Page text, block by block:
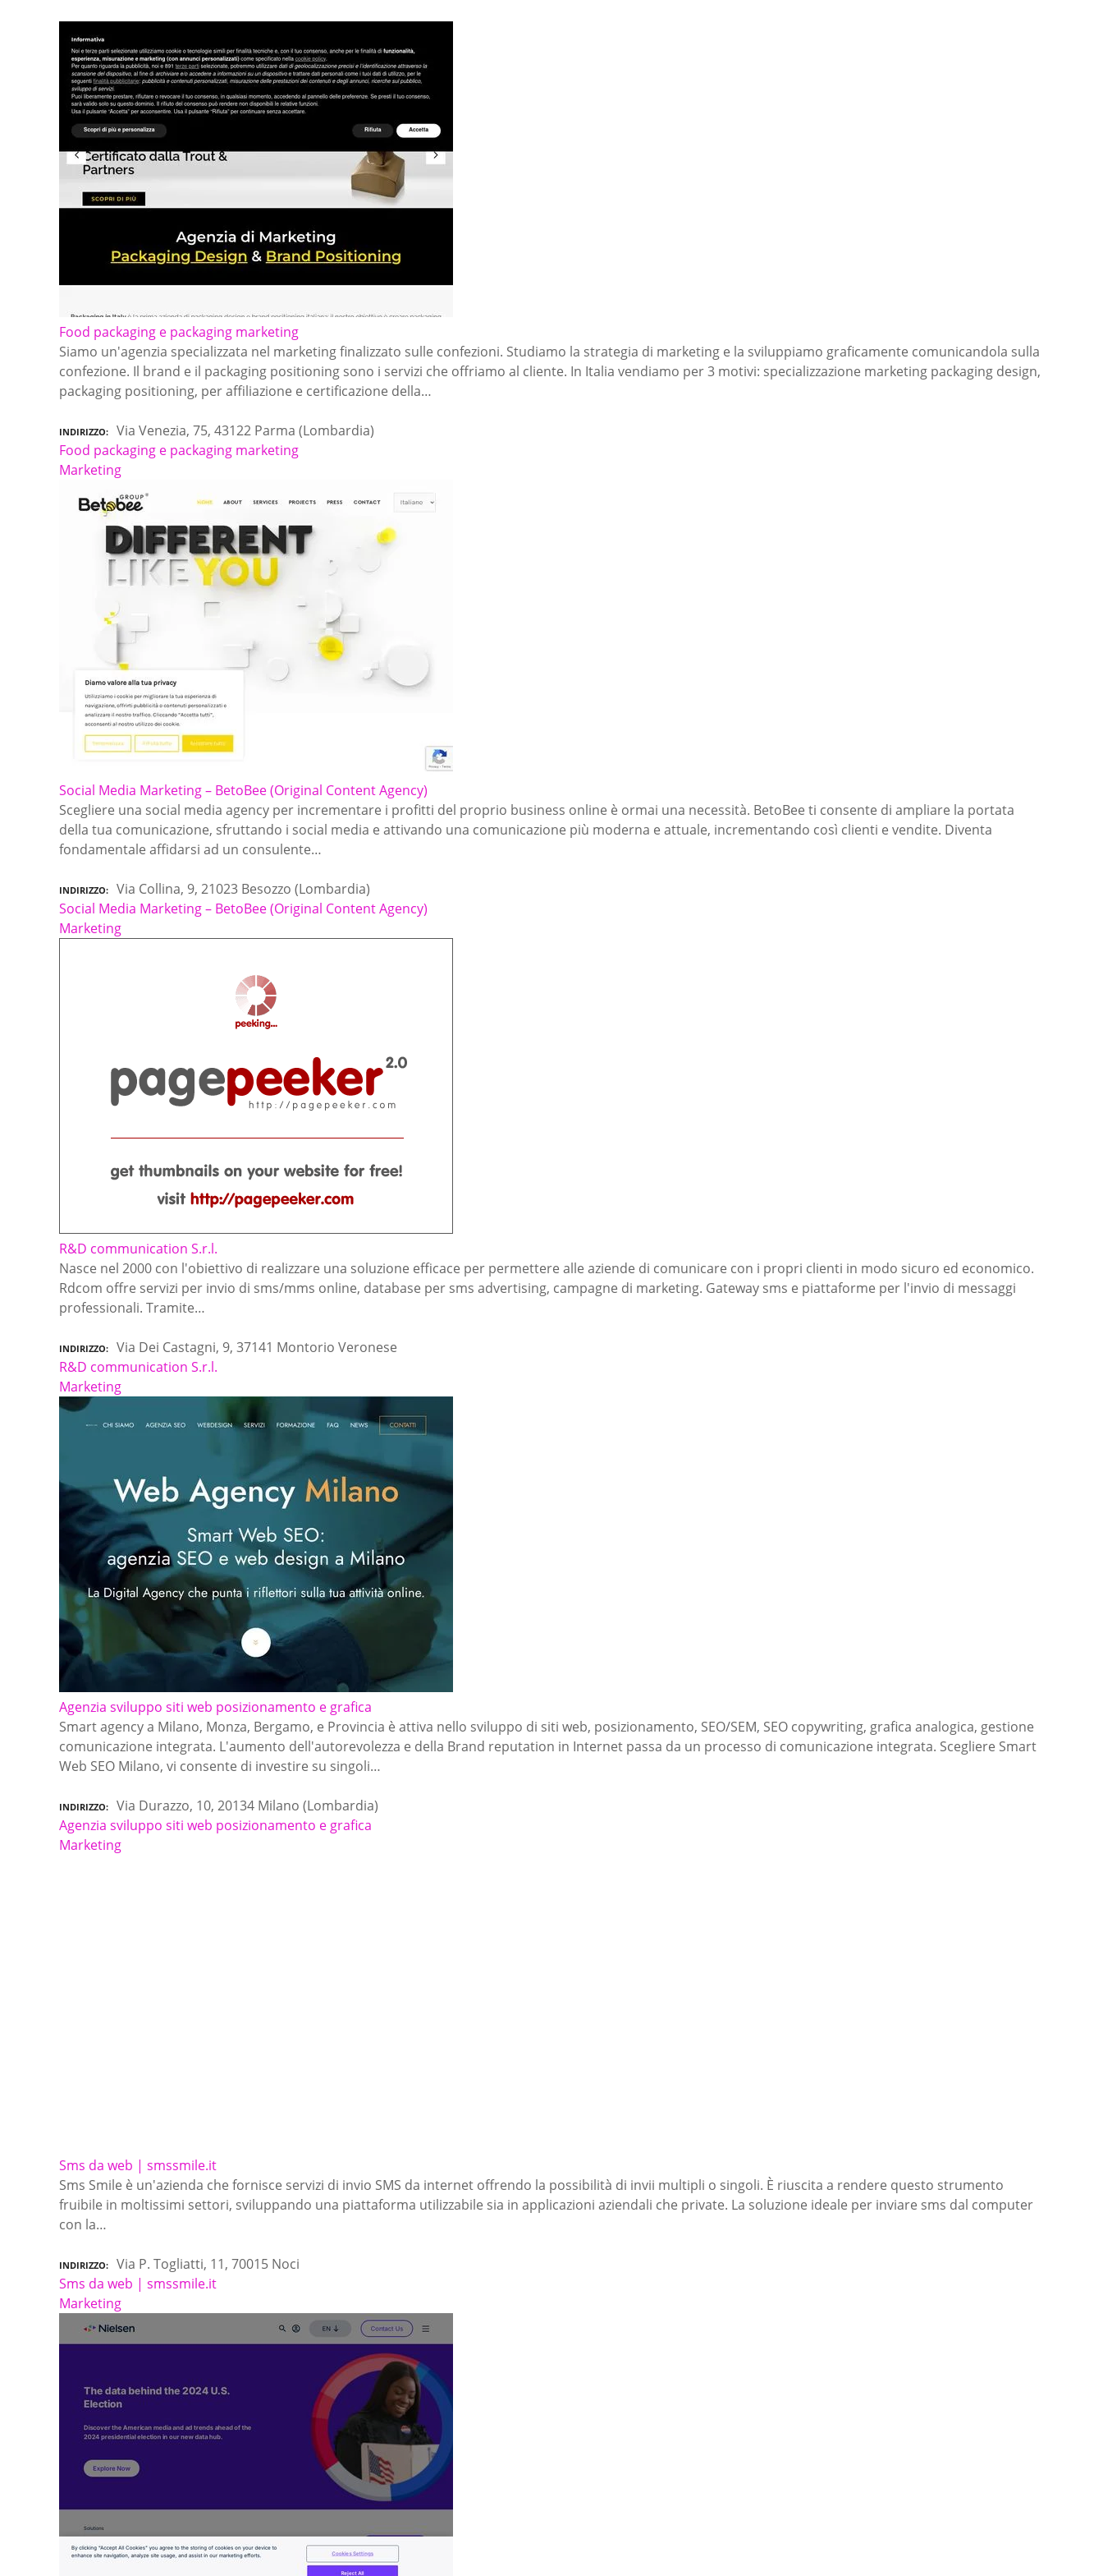
Food packaging e packaging marketing
Siamo un'agenzia specializzata nel marketing finalizzato sulle confezioni. Studiamo la strategia di marketing e la sviluppiamo graficamente comunicandola sulla
confezione. Il brand e il packaging positioning sono i servizi che offriamo al cliente. In Italia vendiamo per 3 motivi: specializzazione marketing packaging design,
packaging positioning, per affiliazione e certificazione della…
INDIRIZZO
Via Venezia, 75, 43122 Parma (Lombardia)
Food packaging e packaging marketing
Marketing
Social Media Marketing – BetoBee (Original Content Agency)
Scegliere una social media agency per incrementare i profitti del proprio business online è ormai una necessità. BetoBee ti consente di ampliare la portata
della tua comunicazione, sfruttando i social media e attivando una comunicazione più moderna e attuale, incrementando così clienti e vendite. Diventa
fondamentale affidarsi ad un consulente…
INDIRIZZO
Via Collina, 9, 21023 Besozzo (Lombardia)
Social Media Marketing – BetoBee (Original Content Agency)
Marketing
R&D communication S.r.l.
Nasce nel 2000 con l'obiettivo di realizzare una soluzione efficace per permettere alle aziende di comunicare con i propri clienti in modo sicuro ed economico.
Rdcom offre servizi per invio di sms/mms online, database per sms advertising, campagne di marketing. Gateway sms e piattaforme per l'invio di messaggi
professionali. Tramite…
INDIRIZZO
Via Dei Castagni, 9, 37141 Montorio Veronese
R&D communication S.r.l.
Marketing
Agenzia sviluppo siti web posizionamento e grafica
Smart agency a Milano, Monza, Bergamo, e Provincia è attiva nello sviluppo di siti web, posizionamento, SEO/SEM, SEO copywriting, grafica analogica, gestione
comunicazione integrata. L'aumento dell'autorevolezza e della Brand reputation in Internet passa da un processo di comunicazione integrata. Scegliere Smart
Web SEO Milano, vi consente di investire su singoli…
INDIRIZZO
Via Durazzo, 10, 20134 Milano (Lombardia)
Agenzia sviluppo siti web posizionamento e grafica
Marketing
Sms da web | smssmile.it
Sms Smile è un'azienda che fornisce servizi di invio SMS da internet offrendo la possibilità di invii multipli o singoli. È riuscita a rendere questo strumento
fruibile in moltissimi settori, sviluppando una piattaforma utilizzabile sia in applicazioni aziendali che private. La soluzione ideale per inviare sms dal computer
con la…
INDIRIZZO
Via P. Togliatti, 11, 70015 Noci
Sms da web | smssmile.it
Marketing